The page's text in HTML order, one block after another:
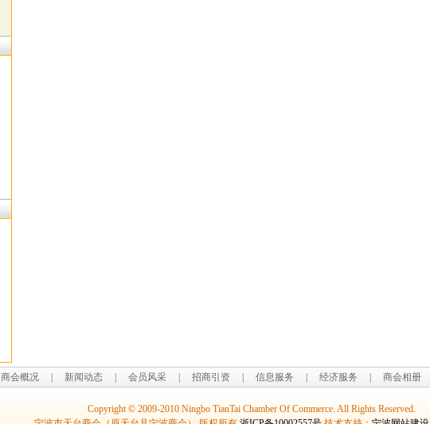
商会概况 新闻动态 会员风采 招商引资 信息服务 经济服务 商会相册
Copyright © 2009-2010 Ningbo TianTai Chamber Of Commerce. All Rights Reserved.